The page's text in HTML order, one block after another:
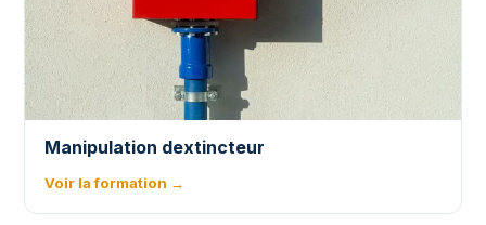
Manipulation dextincteur
Voir la formation →